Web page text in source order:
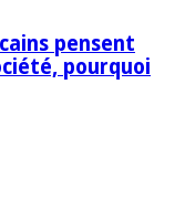
pensent
pourquoi